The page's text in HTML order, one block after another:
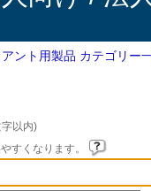
ント用製品 カテゴリー
以内)
すくなります。